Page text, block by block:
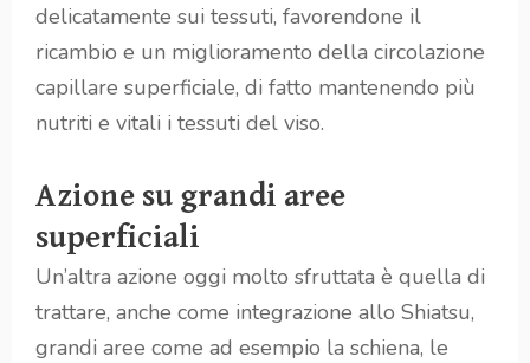
delicatamente sui tessuti, favorendone il
ricambio e un miglioramento della circolazione
capillare superficiale, di fatto mantenendo più
nutriti e vitali i tessuti del viso.
Azione su grandi aree
superficiali
Un’altra azione oggi molto sfruttata è quella di
trattare, anche come integrazione allo Shiatsu,
grandi aree come ad esempio la schiena, le